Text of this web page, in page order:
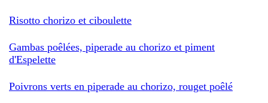
Risotto chorizo et ciboulette
Gambas poêlées, piperade au chorizo et piment
d'Espelette
Poivrons verts en piperade au chorizo, rouget poêlé